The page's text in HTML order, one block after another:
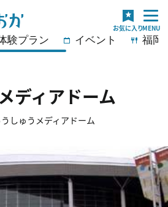
験プラン イベント 福岡
ディアドーム
しゅうメディアドーム